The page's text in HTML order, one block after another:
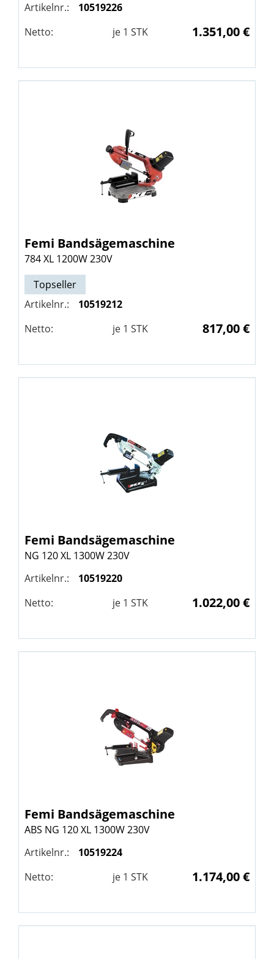
Artikelnr.:
10519226
Netto:
je 1 STK 1.351,00 €
Femi Bandsägemaschine
784 XL 1200W 230V
Topseller
Artikelnr.:
10519212
Netto:
je 1 STK 817,00 €
Femi Bandsägemaschine
NG 120 XL 1300W 230V
Artikelnr.:
10519220
Netto:
je 1 STK 1.022,00 €
Femi Bandsägemaschine
ABS NG 120 XL 1300W 230V
Artikelnr.:
10519224
Netto:
je 1 STK 1.174,00 €